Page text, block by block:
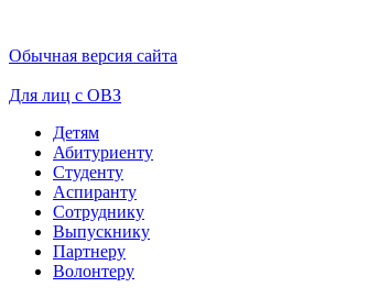
Обычная версия сайта
Для лиц с ОВЗ
Детям
Абитуриенту
Студенту
Аспиранту
Сотруднику
Выпускнику
Партнеру
Волонтеру